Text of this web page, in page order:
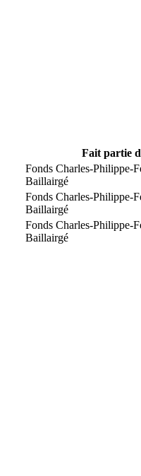
Fait partie
Fonds Charles-Philippe-
Baillairgé
Fonds Charles-Philippe-
Baillairgé
Fonds Charles-Philippe-
Baillairgé